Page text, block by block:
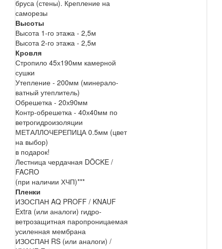
бруса (стены). Крепление на
саморезы
Высоты
Высота 1-го этажа - 2,5м
Высота 2-го этажа - 2,5м
Кровля
Стропило 45х190мм камерной
сушки
Утепление - 200мм (минерало-
ватный утеплитель)
Обрешетка - 20х90мм
Контр-обрешетка - 40х40мм по
ветрогидроизоляции
МЕТАЛЛОЧЕРЕПИЦА 0.5мм (цвет
на выбор)
в подарок!
Лестница чердачная DÖCKE /
FACRO
(при наличии ХЧП)***
Пленки
ИЗОСПАН AQ PROFF / KNAUF
Extra (или аналоги) гидро-
ветрозащитная паропроницаемая
усиленная мембрана
ИЗОСПАН RS (или аналоги) /